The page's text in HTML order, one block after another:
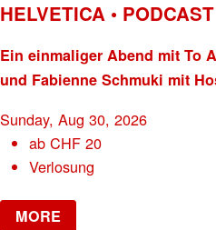
HELVETICA • PODCAST
Ein einmaliger Abend mit To
und Fabienne Schmuki mit
Sunday, Aug 30, 2026
abCHF 20
Verlosung
MORE